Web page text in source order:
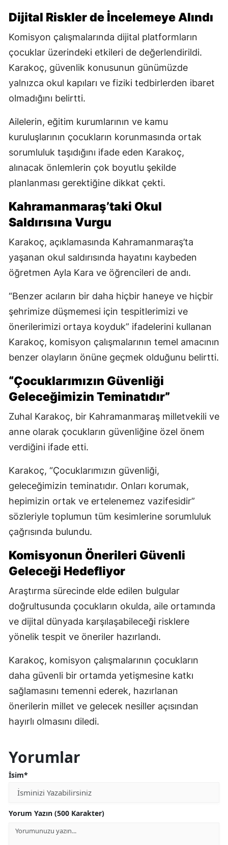
Dijital Riskler de İncelemeye Alındı
Komisyon çalışmalarında dijital platformların
çocuklar üzerindeki etkileri de değerlendirildi.
Karakoç, güvenlik konusunun günümüzde
yalnızca okul kapıları ve fiziki tedbirlerden ibaret
olmadığını belirtti.
Ailelerin, eğitim kurumlarının ve kamu
kuruluşlarının çocukların korunmasında ortak
sorumluluk taşıdığını ifade eden Karakoç,
alınacak önlemlerin çok boyutlu şekilde
planlanması gerektiğine dikkat çekti.
Kahramanmaraş’taki Okul
Saldırısına Vurgu
Karakoç, açıklamasında Kahramanmaraş’ta
yaşanan okul saldırısında hayatını kaybeden
öğretmen Ayla Kara ve öğrencileri de andı.
“Benzer acıların bir daha hiçbir haneye ve hiçbir
şehrimize düşmemesi için tespitlerimizi ve
önerilerimizi ortaya koyduk” ifadelerini kullanan
Karakoç, komisyon çalışmalarının temel amacının
benzer olayların önüne geçmek olduğunu belirtti.
“Çocuklarımızın Güvenliği
Geleceğimizin Teminatıdır”
Zuhal Karakoç, bir Kahramanmaraş milletvekili ve
anne olarak çocukların güvenliğine özel önem
verdiğini ifade etti.
Karakoç, “Çocuklarımızın güvenliği,
geleceğimizin teminatıdır. Onları korumak,
hepimizin ortak ve ertelenemez vazifesidir”
sözleriyle toplumun tüm kesimlerine sorumluluk
çağrısında bulundu.
Komisyonun Önerileri Güvenli
Geleceği Hedefliyor
Araştırma sürecinde elde edilen bulgular
doğrultusunda çocukların okulda, aile ortamında
ve dijital dünyada karşılaşabileceği risklere
yönelik tespit ve öneriler hazırlandı.
Karakoç, komisyon çalışmalarının çocukların
daha güvenli bir ortamda yetişmesine katkı
sağlamasını temenni ederek, hazırlanan
önerilerin millet ve gelecek nesiller açısından
hayırlı olmasını diledi.
Yorumlar
İsim*
Yorum Yazın (500 Karakter)